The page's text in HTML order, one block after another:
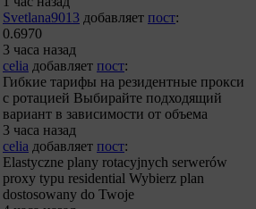
Svetlana9013 добавляет пост:
0.6970
3 часа назад
celia добавляет пост:
Гибкие тарифы на резидентные прокси
с ротацией Выбирайте подходящий
вариант в зависимости от объема
3 часа назад
celia добавляет пост:
Elastyczne plany rotacyjnych serwerów
proxy typu residential Wybierz plan
dostosowany do Twoje